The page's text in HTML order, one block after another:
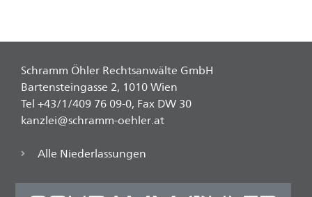
Schramm Öhler Rechtsanwälte GmbH
Bartensteingasse 2, 1010 Wien
Tel +43/1/409 76 09-0, Fax DW 30
kanzlei@schramm-oehler.at
Alle Niederlassungen